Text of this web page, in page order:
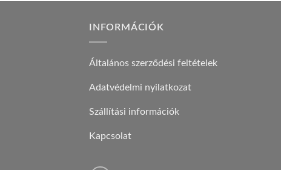
INFORMÁCIÓK
Általános szerződési feltételek
Adatvédelmi nyilatkozat
Szállítási információk
Kapcsolat